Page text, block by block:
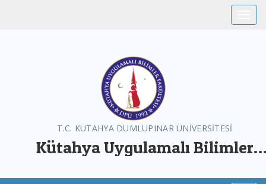
T.C. KÜTAHYA DUMLUPINAR ÜNİVERSİTESİ
Kütahya Uygulamalı Bilimler